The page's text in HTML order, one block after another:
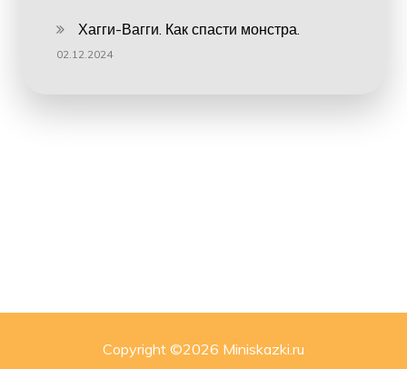
Хагги-Вагги. Как спасти монстра.
02.12.2024
Copyright ©2026 Miniskazki.ru